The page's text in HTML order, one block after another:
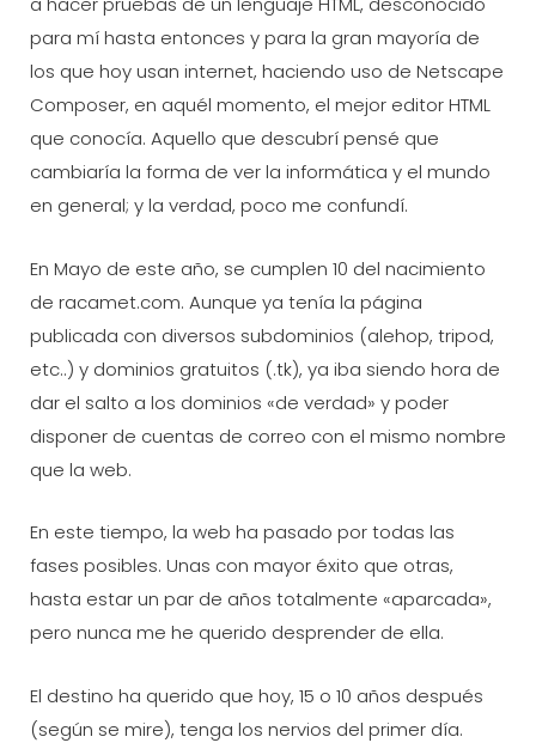
para mí hasta entonces y para la gran mayoría de
los que hoy usan internet, haciendo uso de Netscape
Composer, en aquél momento, el mejor editor HTML
que conocía. Aquello que descubrí pensé que
cambiaría la forma de ver la informática y el mundo
en general; y la verdad, poco me confundí.
En Mayo de este año, se cumplen 10 del nacimiento
de racamet.com. Aunque ya tenía la página
publicada con diversos subdominios (alehop, tripod,
etc..) y dominios gratuitos (.tk), ya iba siendo hora de
dar el salto a los dominios «de verdad» y poder
disponer de cuentas de correo con el mismo nombre
que la web.
En este tiempo, la web ha pasado por todas las
fases posibles. Unas con mayor éxito que otras,
hasta estar un par de años totalmente «aparcada»,
pero nunca me he querido desprender de ella.
El destino ha querido que hoy, 15 o 10 años después
(según se mire), tenga los nervios del primer día.